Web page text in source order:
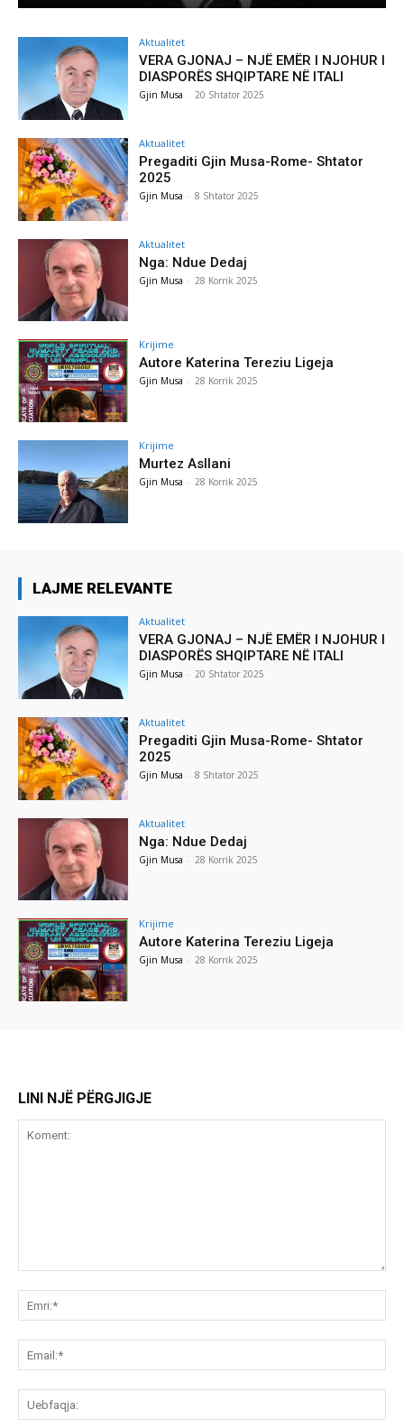
Aktualitet
VERA GJONAJ – NJË EMËR I NJOHUR I
DIASPORËS SHQIPTARE NË ITALI
Gjin Musa - 20 Shtator 2025
Aktualitet
Pregaditi Gjin Musa-Rome- Shtator
2025
Gjin Musa - 8 Shtator 2025
Aktualitet
Nga: Ndue Dedaj
Gjin Musa - 28 Korrik 2025
Krijime
Autore Katerina Tereziu Ligeja
Gjin Musa - 28 Korrik 2025
Krijime
Murtez Asllani
Gjin Musa - 28 Korrik 2025
LAJME RELEVANTE
Aktualitet
VERA GJONAJ – NJË EMËR I NJOHUR I
DIASPORËS SHQIPTARE NË ITALI
Gjin Musa - 20 Shtator 2025
Aktualitet
Pregaditi Gjin Musa-Rome- Shtator
2025
Gjin Musa - 8 Shtator 2025
Aktualitet
Nga: Ndue Dedaj
Gjin Musa - 28 Korrik 2025
Krijime
Autore Katerina Tereziu Ligeja
Gjin Musa - 28 Korrik 2025
LINI NJË PËRGJIGJE